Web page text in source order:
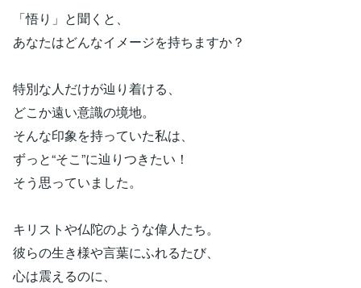
「悟り」と聞くと、
あなたはどんなイメージを持ちますか？
特別な人だけが辿り着ける、
どこか遠い意識の境地。
そんな印象を持っていた私は、
ずっと“そこ”に辿りつきたい！
そう思っていました。
キリストや仏陀のような偉人たち。
彼らの生き様や言葉にふれるたび、
心は震えるのに、